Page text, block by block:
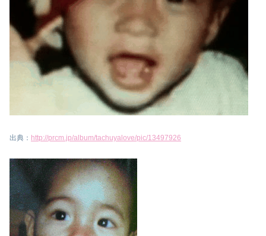
出典： http://prcm.jp/album/tachuyalove/pic/13497926